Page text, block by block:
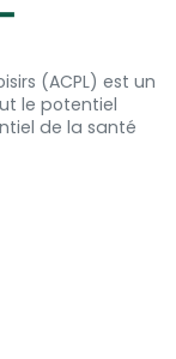
(ACPL) est un
le potentiel
de la santé